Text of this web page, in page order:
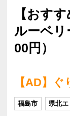
【おす
ルーベリ
00円）
【AD】
福島市 県北